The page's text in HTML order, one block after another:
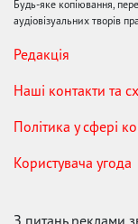
Будь-яке копіювання,
аудіовізуальних творів
Редакція
Наші контакти та
Політика у сфері
Користувача угода